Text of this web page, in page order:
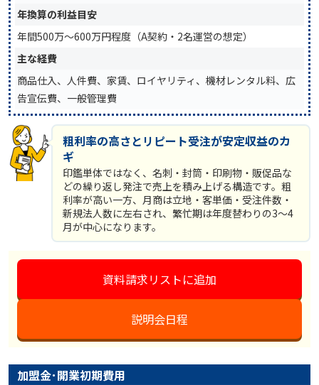
年換算の利益目安
年間500万〜600万円程度（A契約・2名運営の想定）
主な経費
商品仕入、人件費、家賃、ロイヤリティ、機材レンタル料、広
告宣伝費、一般管理費
粗利率の高さとリピート受注が安定収益のカ
ギ
印鑑単体ではなく、名刺・封筒・印刷物・販促品な
どの繰り返し発注で売上を積み上げる構造です。粗
利率が高い一方、月商は立地・客単価・受注件数・
新規法人数に左右され、繁忙期は年度替わりの3〜4
月が中心になります。
資料請求リストに追加
説明会日程
加盟金･開業初期費用